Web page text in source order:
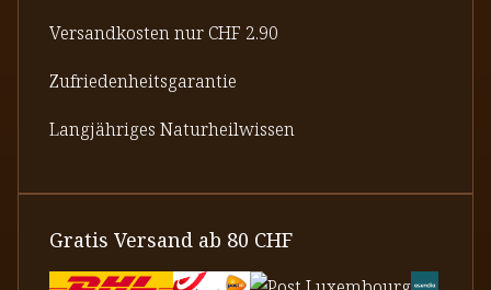
Versandkosten nur CHF 2.90
Zufriedenheitsgarantie
Langjähriges Naturheilwissen
Gratis Versand ab 80 CHF